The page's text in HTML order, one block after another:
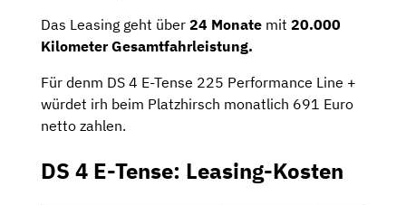
Das Leasing geht über 24 Monate mit 20.000
Kilometer Gesamtfahrleistung.
Für denm DS 4 E-Tense 225 Performance Line +
würdet irh beim Platzhirsch monatlich 691 Euro
netto zahlen.
DS 4 E-Tense: Leasing-Kosten